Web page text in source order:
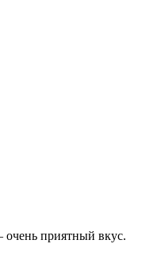
очень приятный вкус.